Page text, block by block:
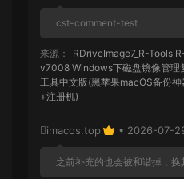
cst-comment-test
来源：
RDriveImage7_R-Tools
v7008 Windows下磁盘镜像管理
工具中文版(黑苹果macOS备份神
+注册机)
imacos.top • 2026-07-
之前补充的也会被和谐掉，换